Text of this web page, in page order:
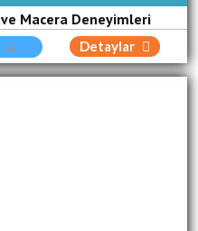
Macera Deneyimleri
Detaylar